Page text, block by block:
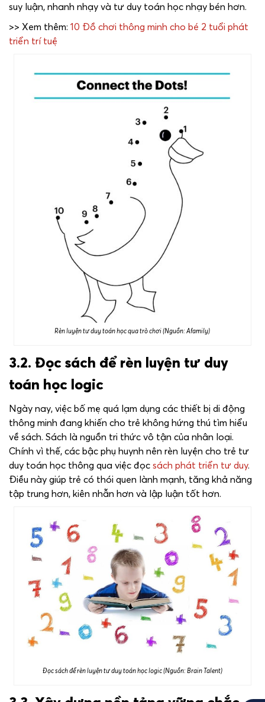
suy luận, nhanh nhạy và tư duy toán học nhạy bén hơn.
>> Xem thêm: 10 Đồ chơi thông minh cho bé 2 tuổi phát
triển trí tuệ
Rèn luyện tư duy toán học qua trò chơi (Nguồn: Afamily)
3.2. Đọc sách để rèn luyện tư duy
toán học logic
Ngày nay, việc bố mẹ quá lạm dụng các thiết bị di động
thông minh đang khiến cho trẻ không hứng thú tìm hiểu
về sách. Sách là nguồn tri thức vô tận của nhân loại.
Chính vì thế, các bậc phụ huynh nên rèn luyện cho trẻ tư
duy toán học thông qua việc đọc sách phát triển tư duy.
Điều này giúp trẻ có thói quen lành mạnh, tăng khả năng
tập trung hơn, kiên nhẫn hơn và lập luận tốt hơn.
Đọc sách để rèn luyện tư duy toán học logic (Nguồn: Brain Talent)